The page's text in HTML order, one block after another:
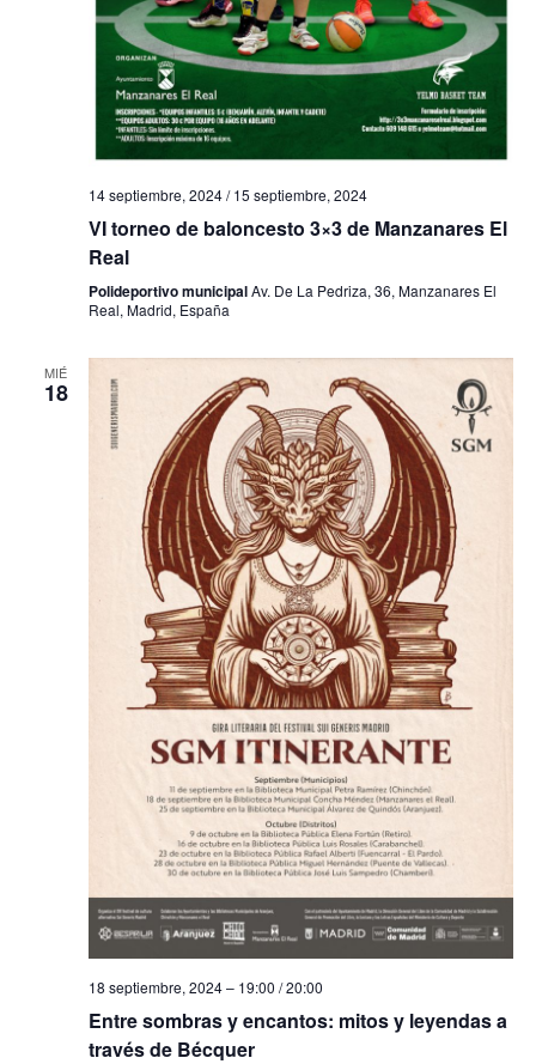
ú
s
q
u
e
a
y
v
i
s
t
a
s
d
e
E
v
n
t
o
s
a
v
e
n
o
14 septiembre, 2024/15 septiembre, 2024
VI torneo de baloncesto 3×3 de Manzanares El
Real
Polideportivo municipalAv. De La Pedriza, 36, Manzanares El
Real, Madrid, España
MIÉ
18
18 septiembre, 2024 – 19:00 /20:00
Entre sombras y encantos: mitos y leyendas a
través de Bécquer